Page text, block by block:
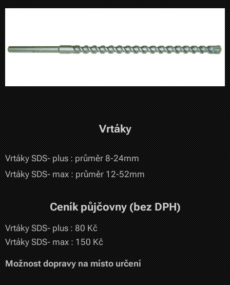
Vrtáky
Vrtáky SDS- plus : průměr 8-24mm
Vrtáky SDS- max : průměr 12-52mm
Ceník půjčovny (bez DPH)
Vrtáky SDS- plus : 80 Kč
Vrtáky SDS- max : 150 Kč
Možnost dopravy na místo určení